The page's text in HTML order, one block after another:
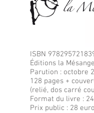
ISBN
Éditions la
Parution : octobre
128 pages +
(relié, dos carré
Format du livre :
Prix public : 28